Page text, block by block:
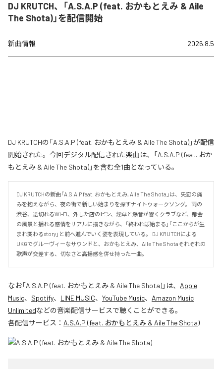
DJ KRUTCH、「A.S.A.P (feat. おかもとえみ & Aile
The Shota)」を配信開始
新曲情報 2026.8.5
DJ KRUTCHの「A.S.A.P (feat. おかもとえみ & Aile The Shota)」が配信
開始された。今回デジタル配信された楽曲は、「A.S.A.P (feat. おか
もとえみ & Aile The Shota)」を含む全1曲となっている。
DJ KRUTCHの新曲「A.S.A.P feat. おかもとえみ, Aile The Shota」は、失恋の痛
みを抱えながら、夜の街で新しい始まりを探すナイトウォークソング。 雨の
渋谷、途切れるWi-Fi、外した店のピン、煙草と爆音が響くクラブなど、都会
の風景と揺れる感情をリアルに描きながら、「終われば始まる」「ここからが生
まれ変わるstory」と前へ進んでいく姿を表現している。 DJ KRUTCHによる
UKGでグルーヴィーなサウンドと、おかもとえみ、Aile The Shotaそれぞれの
歌声が交差する、切なさと高揚感を併せ持った一曲。
なお「A.S.A.P (feat. おかもとえみ & Aile The Shota)」は、 Apple
Music、 Spotify、 LINE MUSIC、 YouTube Music、 Amazon Music
Unlimitedなどの音楽配信サービスで聴くことができる。
各配信サービス： A.S.A.P (feat. おかもとえみ & Aile The Shota)